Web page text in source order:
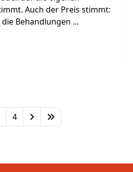
Auch der Preis stimmt:
Behandlungen ...
4